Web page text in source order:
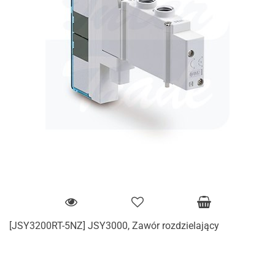
[JSY3200RT-5NZ] JSY3000, Zawór rozdzielający